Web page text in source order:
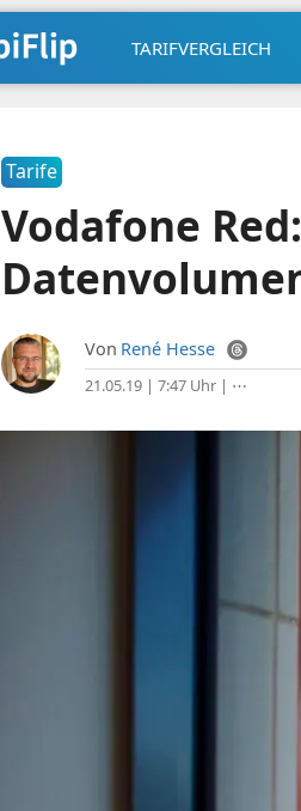
TARIFVERGLEICH
Tarife
Vodafone
Von René Hesse
21.05.19 | 7:47 Uhr| ⋯